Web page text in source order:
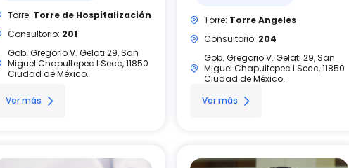
Torre: Torre de Hospitalización
Consultorio: 201
Gob. Gregorio V. Gelati 29, San
Miguel Chapultepec I Secc, 11850
Ciudad de México.
Ver más
Torre: Torre Angeles
Consultorio: 204
Gob. Gregorio V. Gelati 29, San
Miguel Chapultepec I Secc, 11850
Ciudad de México.
Ver más